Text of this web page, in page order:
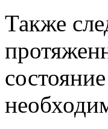
Также